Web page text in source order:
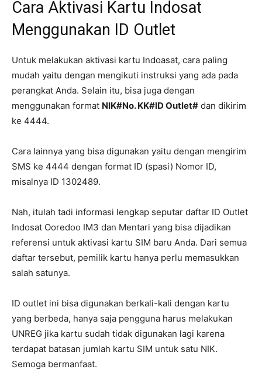
Cara Aktivasi Kartu Indosat
Menggunakan ID Outlet
Untuk melakukan aktivasi kartu Indoasat, cara paling
mudah yaitu dengan mengikuti instruksi yang ada pada
perangkat Anda. Selain itu, bisa juga dengan
menggunakan format NIK#No. KK#ID Outlet# dan dikirim
ke 4444.
Cara lainnya yang bisa digunakan yaitu dengan mengirim
SMS ke 4444 dengan format ID (spasi) Nomor ID,
misalnya ID 1302489.
Nah, itulah tadi informasi lengkap seputar daftar ID Outlet
Indosat Ooredoo IM3 dan Mentari yang bisa dijadikan
referensi untuk aktivasi kartu SIM baru Anda. Dari semua
daftar tersebut, pemilik kartu hanya perlu memasukkan
salah satunya.
ID outlet ini bisa digunakan berkali-kali dengan kartu
yang berbeda, hanya saja pengguna harus melakukan
UNREG jika kartu sudah tidak digunakan lagi karena
terdapat batasan jumlah kartu SIM untuk satu NIK.
Semoga bermanfaat.